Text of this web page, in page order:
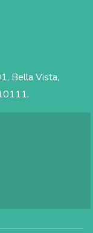
Bella Vista,